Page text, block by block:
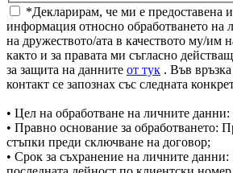
*Декларирам, че ми е предоставена и
информация относно обработването на
на дружеството/ата в качеството му/им
както и за правата ми съгласно
за защита на данните от тук . Във
контакт се запознах със следната
• Цел на обработване на личните данни:
• Правно основание за обработването:
стъпки преди сключване на договор;
• Срок за съхранение на личните данни: